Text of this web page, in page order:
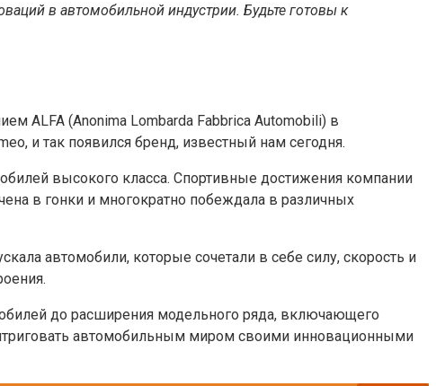
в автомобильной индустрии. Будьте готовы к
ALFA (Anonima Lombarda Fabbrica Automobili) в
и так появился бренд, известный нам сегодня.
высокого класса. Спортивные достижения компании
в гонки и многократно побеждала в различных
автомобили, которые сочетали в себе силу, скорость и
до расширения модельного ряда, включающего
автомобильным миром своими инновационными